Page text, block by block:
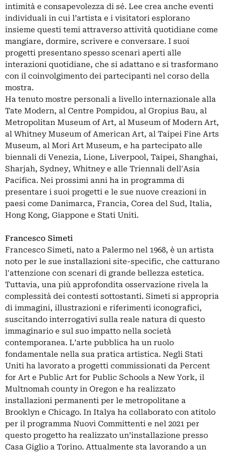
intimità e consapevolezza di sé. Lee crea anche eventi
individuali in cui l’artista e i visitatori esplorano
insieme questi temi attraverso attività quotidiane come
mangiare, dormire, scrivere e conversare. I suoi
progetti presentano spesso scenari aperti alle
interazioni quotidiane, che si adattano e si trasformano
con il coinvolgimento dei partecipanti nel corso della
mostra.
Ha tenuto mostre personali a livello internazionale alla
Tate Modern, al Centre Pompidou, al Gropius Bau, al
Metropolitan Museum of Art, al Museum of Modern Art,
al Whitney Museum of American Art, al Taipei Fine Arts
Museum, al Mori Art Museum, e ha partecipato alle
biennali di Venezia, Lione, Liverpool, Taipei, Shanghai,
Sharjah, Sydney, Whitney e alle Triennali dell'Asia
Pacifica. Nei prossimi anni ha in programma di
presentare i suoi progetti e le sue nuove creazioni in
paesi come Danimarca, Francia, Corea del Sud, Italia,
Hong Kong, Giappone e Stati Uniti.
Francesco Simeti
Francesco Simeti, nato a Palermo nel 1968, è un artista
noto per le sue installazioni site-specific, che catturano
l'attenzione con scenari di grande bellezza estetica.
Tuttavia, una più approfondita osservazione rivela la
complessità dei contesti sottostanti. Simeti si appropria
di immagini, illustrazioni e riferimenti iconografici,
suscitando interrogativi sulla reale natura di questo
immaginario e sul suo impatto nella società
contemporanea. L’arte pubblica ha un ruolo
fondamentale nella sua pratica artistica. Negli Stati
Uniti ha lavorato a progetti commissionati da Percent
for Art e Public Art for Public Schools a New York, il
Multnomah county in Oregon e ha realizzato
installazioni permanenti per le metropolitane a
Brooklyn e Chicago. In Italya ha collaborato con atitolo
per il programma Nuovi Committenti e nel 2021 per
questo progetto ha realizzato un’installazione presso
Casa Giglio a Torino. Attualmente sta lavorando a un